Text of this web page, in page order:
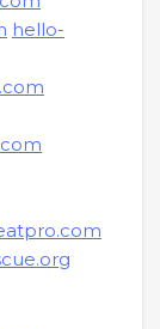
hello-